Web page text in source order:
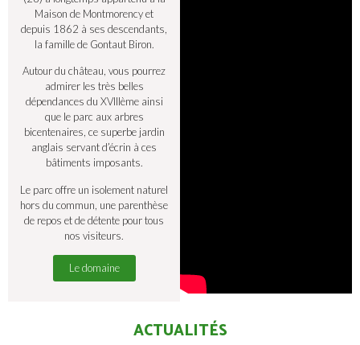
Maison de Montmorency et
depuis 1862 à ses descendants,
la famille de Gontaut Biron.
Autour du château, vous pourrez
admirer les très belles
dépendances du XVIIIème ainsi
que le parc aux arbres
bicentenaires, ce superbe jardin
anglais servant d’écrin à ces
bâtiments imposants.
Le parc offre un isolement naturel
hors du commun, une parenthèse
de repos et de détente pour tous
nos visiteurs.
Le domaine
ACTUALITÉS